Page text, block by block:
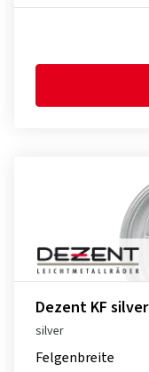
Dezent KF silver
silver
Felgenbreite